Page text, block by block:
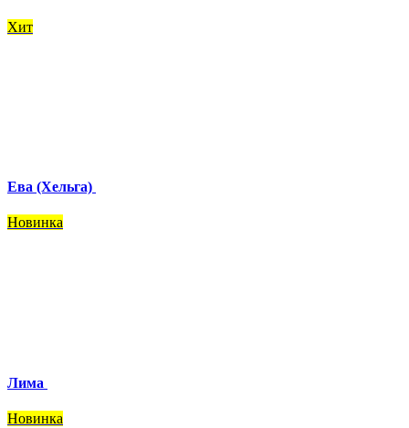
Хит
Ева (Хельга)
Новинка
Лима
Новинка